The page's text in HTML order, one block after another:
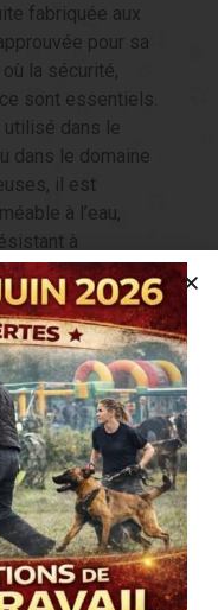
fabriquée aux
pour sa
la sécurité,
sont essentiels.
utilisé dans le
dans le domaine
il est
à l’eau,
à
extrêmement